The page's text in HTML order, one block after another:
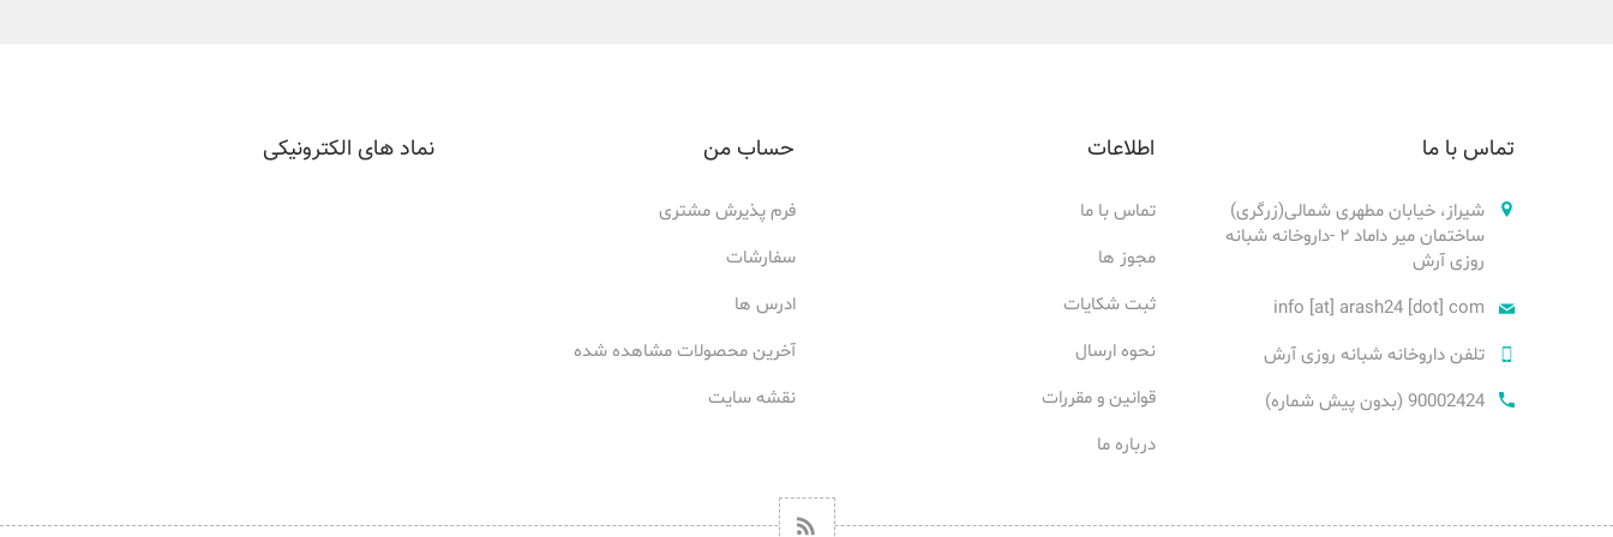
تماس با ما
شیراز، خیابان مطهری شمالی(زرگری)
ساختمان میر داماد ۲ -داروخانه شبانه
روزی آرش
info [at] arash24 [dot] com
تلفن داروخانه شبانه روزی آرش
90002424 (بدون پیش شماره)
اطلاعات
تماس با ما
مجوز ها
ثبت شکایات
نحوه ارسال
قوانین و مقررات
درباره ما
حساب من
فرم پذیرش مشتری
سفارشات
ادرس ها
آخرین محصولات مشاهده شده
نقشه سایت
نماد های الکترونیکی